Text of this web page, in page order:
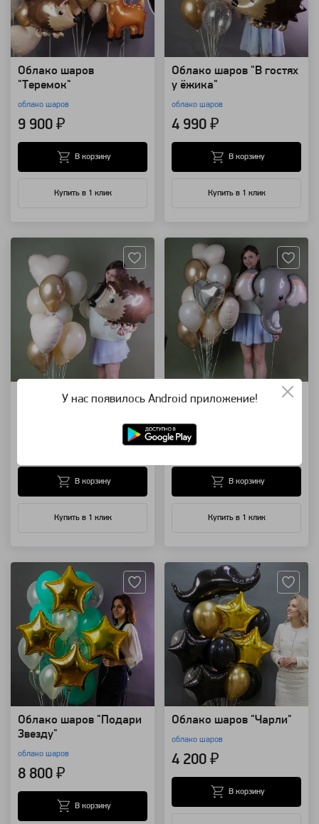
Облако шаров
"Теремок"
облако шаров
9 900 ₽
Купить в 1 клик
В корзину
Облако шаров "В гостях
у ёжика"
облако шаров
4 990 ₽
Купить в 1 клик
В корзину
Облако шаров "Ёжик в
Купить в 1 клик
В корзину
Облако шаров
облако шаров
5 990 ₽
Купить в 1 клик
В корзину
Облако шаров "Подари
Звезду"
облако шаров
8 800 ₽
В корзину
Облако шаров "Чарли"
облако шаров
4 200 ₽
В корзину
У нас появилось Android приложение!